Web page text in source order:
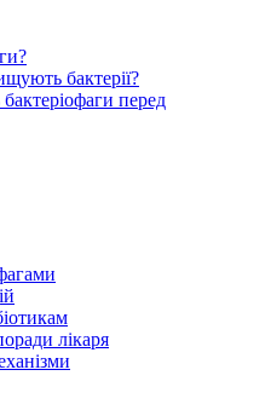
бактерії?
перед
лікаря